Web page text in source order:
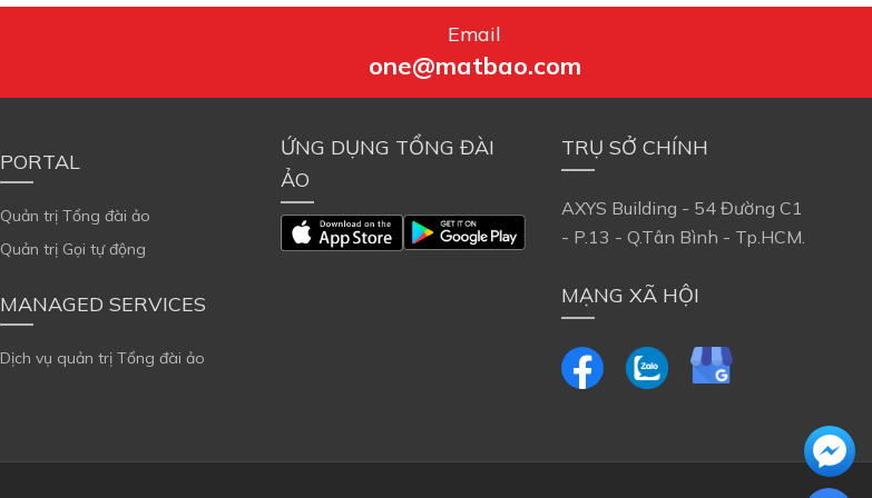
Email
one@matbao.com
PORTAL
Quản trị Tổng đài ảo
Quản trị Gọi tự động
MANAGED SERVICES
Dịch vụ quản trị Tổng đài ảo
ỨNG DỤNG TỔNG ĐÀI
ẢO
TRỤ SỞ CHÍNH
AXYS Building - 54 Đường C1
- P.13 - Q.Tân Bình - Tp.HCM.
MẠNG XÃ HỘI